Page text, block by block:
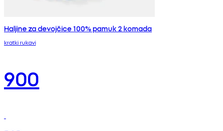
Haljine za devojčice 100% pamuk 2 komada
kratki rukavi
900